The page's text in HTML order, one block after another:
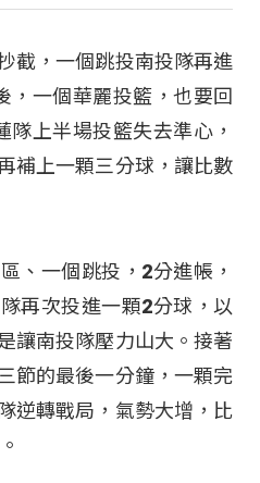
截，一個跳投南投隊再進
，一個華麗投籃，也要回
上半場投籃失去準心，
補上一顆三分球，讓比數
、一個跳投，2分進帳，
再次投進一顆2分球，以
讓南投隊壓力山大。接著
節的最後一分鐘，一顆完
逆轉戰局，氣勢大增，比